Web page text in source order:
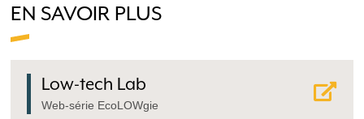
EN SAVOIR PLUS
Low-tech Lab
Web-série EcoLOWgie